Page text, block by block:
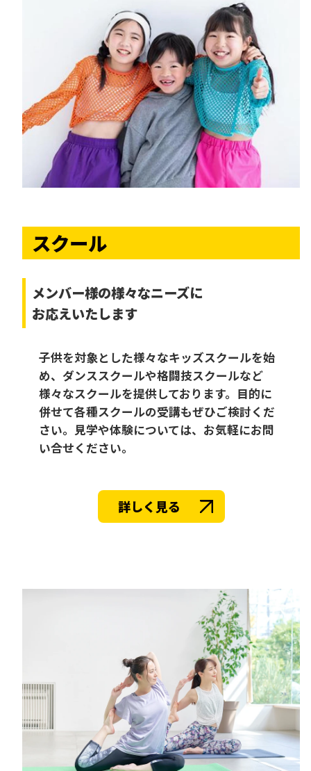
スクール
メンバー様の様々なニーズに
お応えいたします
子供を対象とした様々なキッズスクールを始
め、ダンススクールや格闘技スクールなど
様々なスクールを提供しております。目的に
併せて各種スクールの受講もぜひご検討くだ
さい。見学や体験については、お気軽にお問
い合せください。
詳しく見る